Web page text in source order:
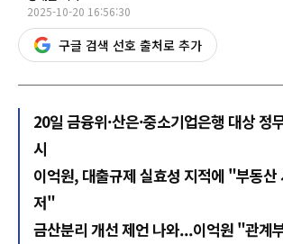
2025-10-20 16:56:30
구글 검색 선호 출처로 추가
20일 금융위·산은·중소기업은행 대상 정
시
이억원, 대출규제 실효성 지적에 "부동산
저"
금산분리 개선 제언 나와...이억원 "관계